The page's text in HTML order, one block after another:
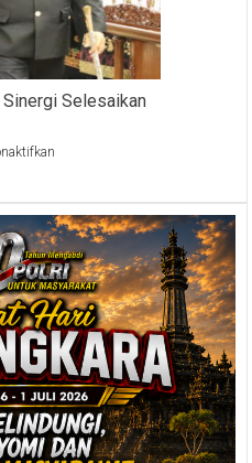
Pemerintah
Provinsi
Bali
Selesaikan
Dewan
Sinergi
Selesaikan
Permasalahan
Bali